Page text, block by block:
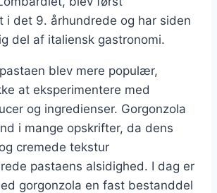
i det 9. århundrede og har siden
del af italiensk gastronomi.
blev mere populær,
at eksperimentere med
og ingredienser. Gorgonzola
i mange opskrifter, da dens
cremede tekstur
pastaens alsidighed. I dag er
gorgonzola en fast bestanddel